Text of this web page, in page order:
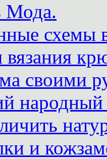
Мода.
схемы
своими
и